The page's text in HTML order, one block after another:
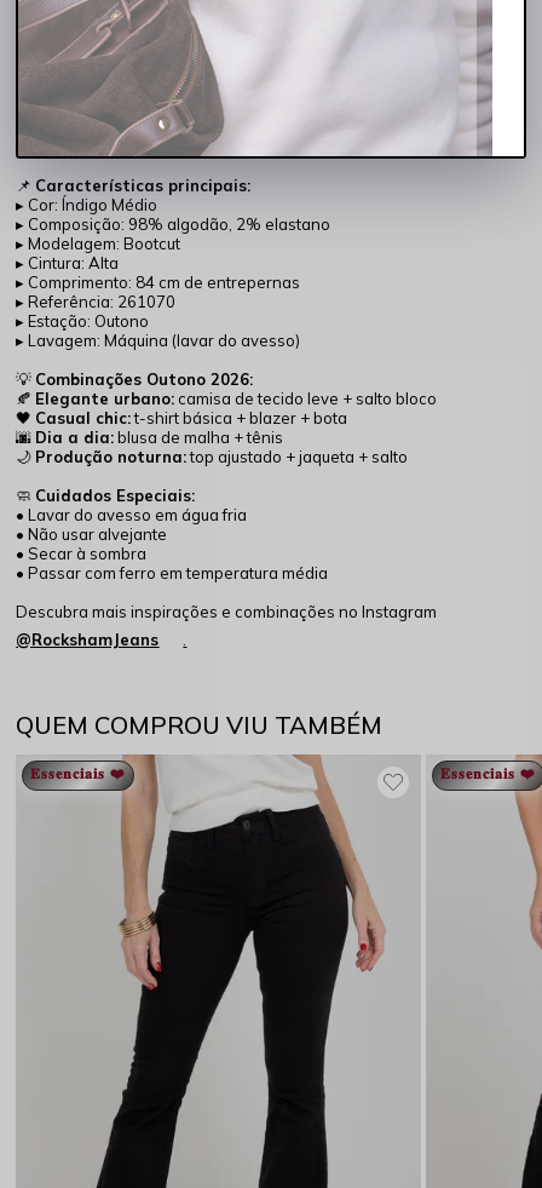
rotina com elegância durante o Outono 2026.
Por que esta calça é essencial para o Outono 2026?
✔ Modelagem bootcut que alonga e equilibra a silhueta
✔ Cintura alta que valoriza o corpo e oferece conforto
✔ Jeans com elastano para maior liberdade de movimento
✔ Lavagem índigo médio atemporal e fácil de combinar
✔ Ideal para looks de trabalho, passeios e ocasiões casuais
📌 Características principais:
▸ Cor: Índigo Médio
▸ Composição: 98% algodão, 2% elastano
▸ Modelagem: Bootcut
▸ Cintura: Alta
▸ Comprimento: 84 cm de entrepernas
▸ Referência: 261070
▸ Estação: Outono
▸ Lavagem: Máquina (lavar do avesso)
💡 Combinações Outono 2026:
🍂 Elegante urbano: camisa de tecido leve + salto bloco
🖤 Casual chic:t-shirt básica + blazer + bota
🌆 Dia a dia:blusa de malha + tênis
🌙 Produção noturna:top ajustado + jaqueta + salto
🧼 Cuidados Especiais:
• Lavar do avesso em água fria
• Não usar alvejante
• Secar à sombra
• Passar com ferro em temperatura média
Descubra mais inspirações e combinações no Instagram
@RockshamJeans
QUEM COMPROU VIU TAMBÉM
𝐄𝐬𝐬𝐞𝐧𝐜𝐢𝐚𝐢𝐬 ❤️ 𝐄𝐬𝐬𝐞𝐧𝐜𝐢𝐚𝐢𝐬 ❤️